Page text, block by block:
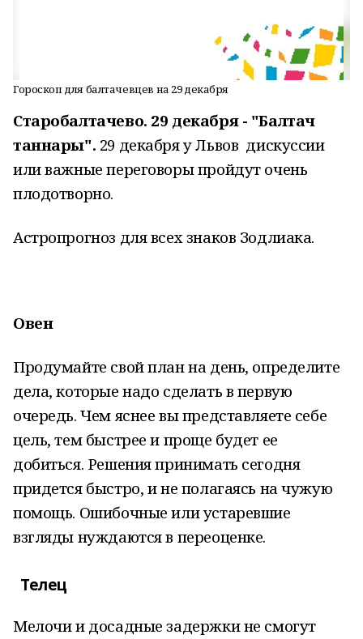
Гороскоп для балтачевцев на 29 декабря
Старобалтачево. 29 декабря - "Балтач
таннары". 29 декабря у Львов дискуссии
или важные переговоры пройдут очень
плодотворно.
Астропрогноз для всех знаков Зодлиака.
Овен
Продумайте свой план на день, определите
дела, которые надо сделать в первую
очередь. Чем яснее вы представляете себе
цель, тем быстрее и проще будет ее
добиться. Решения принимать сегодня
придется быстро, и не полагаясь на чужую
помощь. Ошибочные или устаревшие
взгляды нуждаются в переоценке.
Телец
Мелочи и досадные задержки не смогут